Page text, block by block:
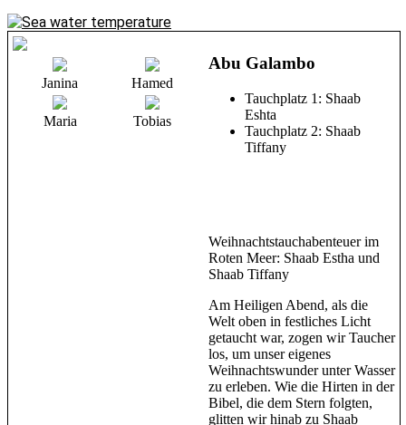
Janina Hamed
Maria Tobias
Abu Galambo
Tauchplatz 1: Shaab
Eshta
Tauchplatz 2: Shaab
Tiffany
Weihnachtstauchabenteuer im
Roten Meer: Shaab Estha und
Shaab Tiffany
Am Heiligen Abend, als die
Welt oben in festliches Licht
getaucht war, zogen wir Taucher
los, um unser eigenes
Weihnachtswunder unter Wasser
zu erleben. Wie die Hirten in der
Bibel, die dem Stern folgten,
glitten wir hinab zu Shaab